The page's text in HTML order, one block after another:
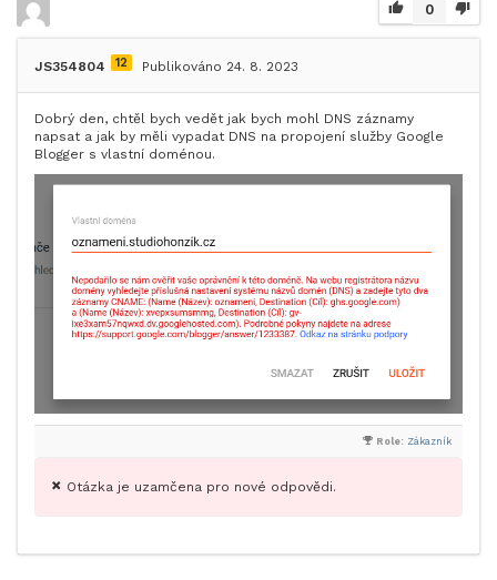
0
JS354804 12 Publikováno 24. 8. 2023
Dobrý den, chtěl bych vedět jak bych mohl DNS záznamy
napsat a jak by měli vypadat DNS na propojení služby Google
Blogger s vlastní doménou.
Role: Zákazník
Otázka je uzamčena pro nové odpovědi.